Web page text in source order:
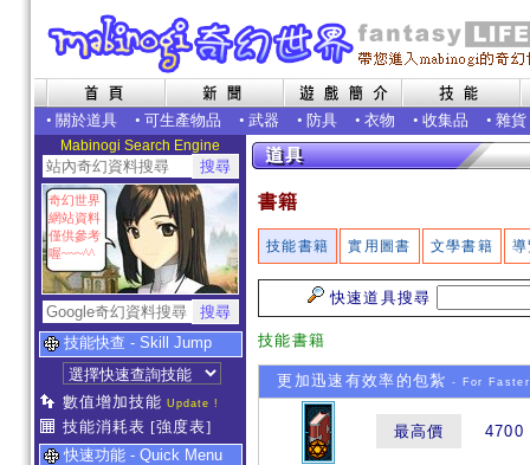
• 關於道具 • 可生產物品 • 武器 • 防具 • 衣物 • 收集品 • 雜貨
Mabinogi Search Engine
奇幻世界
網站資料
僅供參考
喔~~~^^
技能快查 - Skill Jump
數值增加技能 Update !
技能消耗表 [強度表]
快速功能 - Quick Menu
書籍
技能書籍 實用圖書 文學書籍
快速道具搜尋
技能書籍
更加迅速有效率的包紮 - For
最高價 4700